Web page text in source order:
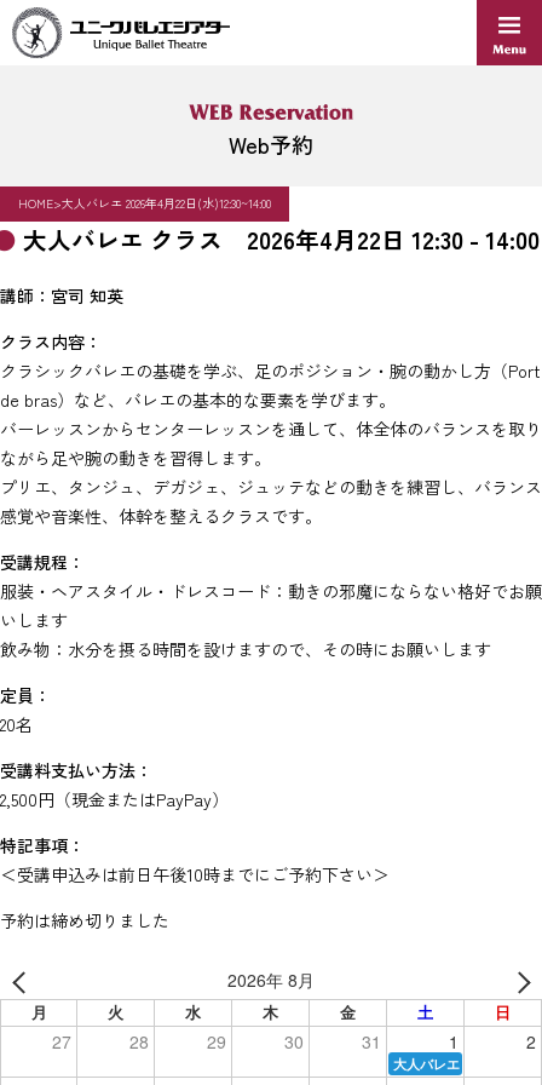
Web予約
HOME>大人バレエ 2026年4月22日(水)12:30~14:00
大人バレエ クラス 2026年4月22日 12:30 - 14:00
講師：宮司 知英
クラス内容：
クラシックバレエの基礎を学ぶ、足のポジション・腕の動かし方（Port
de bras）など、バレエの基本的な要素を学びます。
バーレッスンからセンターレッスンを通して、体全体のバランスを取り
ながら足や腕の動きを習得します。
プリエ、タンジュ、デガジェ、ジュッテなどの動きを練習し、バランス
感覚や音楽性、体幹を整えるクラスです。
受講規程：
服装・ヘアスタイル・ドレスコード：動きの邪魔にならない格好でお願
いします
飲み物：水分を摂る時間を設けますので、その時にお願いします
定員：
20名
受講料支払い方法：
2,500円（現金またはPayPay）
特記事項：
＜受講申込みは前日午後10時までにご予約下さい＞
予約は締め切りました
2026年 8月
月 火 水 木 金 土 日
27 28 29 30 31 1 2
大人バレエ（初級）